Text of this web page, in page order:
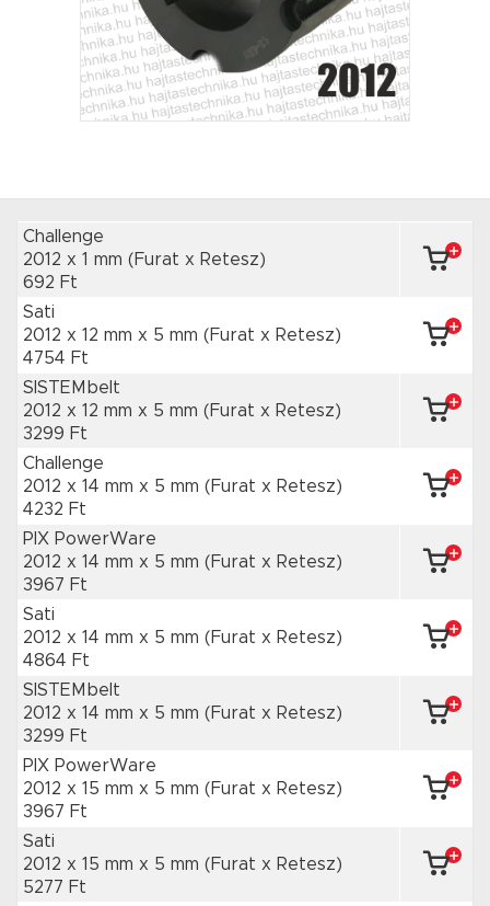
Challenge
2012 x 1 mm (Furat x Retesz)
692 Ft
Sati
2012 x 12 mm x 5 mm (Furat x Retesz)
4754 Ft
SISTEMbelt
2012 x 12 mm x 5 mm (Furat x Retesz)
3299 Ft
Challenge
2012 x 14 mm x 5 mm (Furat x Retesz)
4232 Ft
PIX PowerWare
2012 x 14 mm x 5 mm (Furat x Retesz)
3967 Ft
Sati
2012 x 14 mm x 5 mm (Furat x Retesz)
4864 Ft
SISTEMbelt
2012 x 14 mm x 5 mm (Furat x Retesz)
3299 Ft
PIX PowerWare
2012 x 15 mm x 5 mm (Furat x Retesz)
3967 Ft
Sati
2012 x 15 mm x 5 mm (Furat x Retesz)
5277 Ft